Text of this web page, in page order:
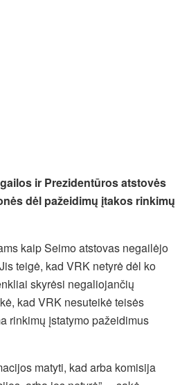
ir Prezidentūros atstovės
dėl pažeidimų įtakos rinkimų
kaip Seimo atstovas negailėjo
teigė, kad VRK netyrė dėl ko
skyrėsi negaliojančių
kad VRK nesuteikė teisės
rinkimų įstatymo pažeidimus
matyti, kad arba komisija